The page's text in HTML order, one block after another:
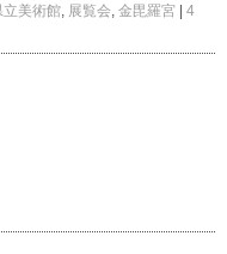
立美術館 展覧会 金毘羅宮 | 4